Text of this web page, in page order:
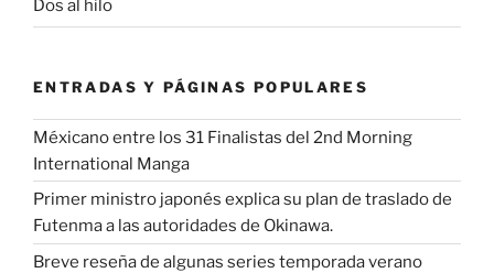
Dos al hilo
ENTRADAS Y PÁGINAS POPULARES
Méxicano entre los 31 Finalistas del 2nd Morning
International Manga
Primer ministro japonés explica su plan de traslado de
Futenma a las autoridades de Okinawa.
Breve reseña de algunas series temporada verano